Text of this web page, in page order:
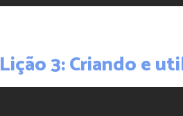
Lição 3: Criando e